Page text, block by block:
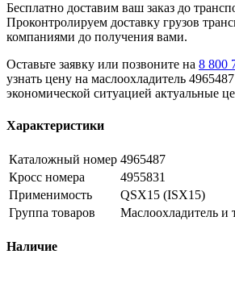
Бесплатно доставим ваш заказ до
Проконтролируем доставку грузов
компаниями до получения вами.
Оставьте заявку или позвоните на 8 800
узнать цену на маслоохладитель
экономической ситуацией актуальные
Характеристики
Каталожный номер 4965487
Кросс номера
4955831
Применимость
QSX15 (ISX15)
Группа товаров
Маслоохладитель и
Наличие